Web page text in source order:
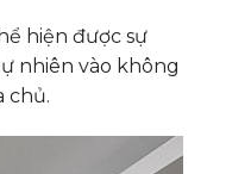
hiện được sự
nhiên vào không
chủ.